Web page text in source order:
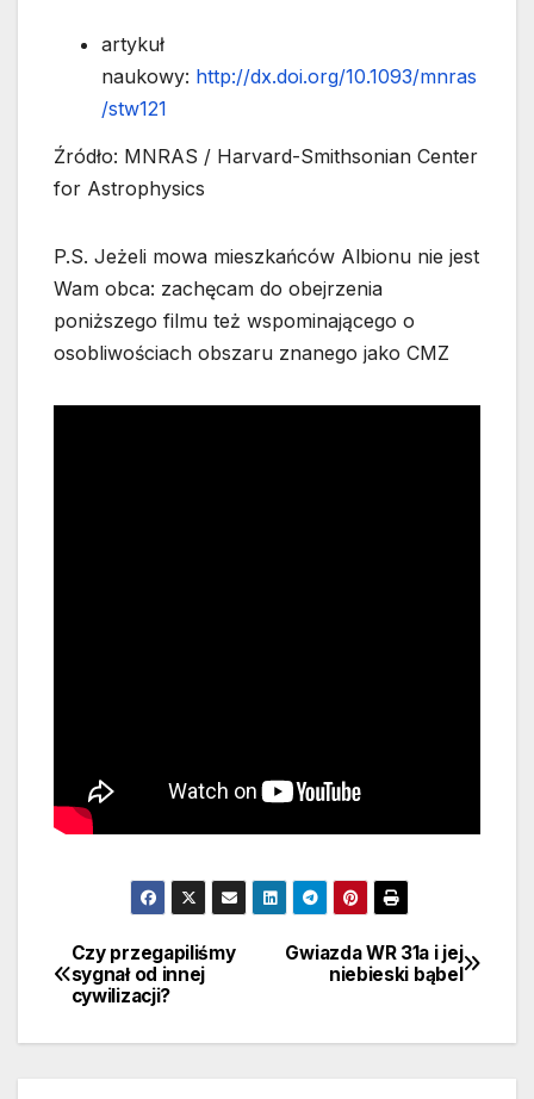
artykuł
naukowy: http://dx.doi.org/10.1093/mnras
/stw121
Źródło: MNRAS / Harvard-Smithsonian Center
for Astrophysics
P.S. Jeżeli mowa mieszkańców Albionu nie jest
Wam obca: zachęcam do obejrzenia
poniższego filmu też wspominającego o
osobliwościach obszaru znanego jako CMZ
Nawigacja
wpisu
Gwiazda WR 31a i jej
niebieski bąbel
Czy przegapiliśmy
sygnał od innej
cywilizacji?